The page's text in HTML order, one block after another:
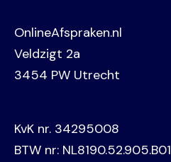
OnlineAfspraken.nl
Veldzigt 2a
3454 PW Utrecht
KvK nr. 34295008
BTW nr: NL8190.52.905.B01